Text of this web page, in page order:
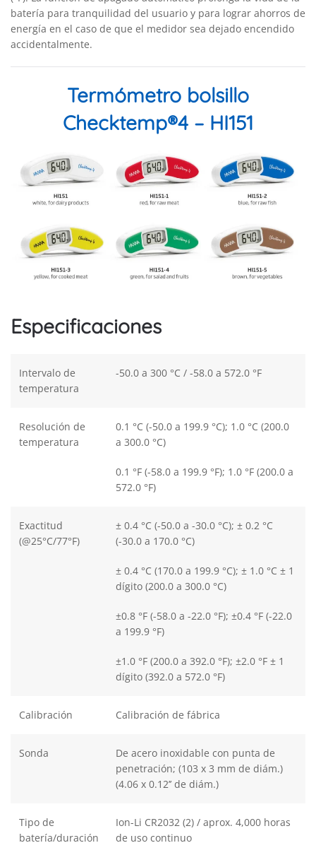
batería para tranquilidad del usuario y para lograr ahorros de
energía en el caso de que el medidor sea dejado encendido
accidentalmente.
Termómetro bolsillo
Checktemp®4 – HI151
Especificaciones
Intervalo de
temperatura
-50.0 a 300 °C / -58.0 a 572.0 °F
Resolución de
temperatura
0.1 °C (-50.0 a 199.9 °C); 1.0 °C (200.0
a 300.0 °C)
0.1 °F (-58.0 a 199.9 °F); 1.0 °F (200.0 a
572.0 °F)
Exactitud
(@25°C/77°F)
± 0.4 °C (-50.0 a -30.0 °C); ± 0.2 °C
(-30.0 a 170.0 °C)
± 0.4 °C (170.0 a 199.9 °C); ± 1.0 °C ± 1
dígito (200.0 a 300.0 °C)
±0.8 °F (-58.0 a -22.0 °F); ±0.4 °F (-22.0
a 199.9 °F)
±1.0 °F (200.0 a 392.0 °F); ±2.0 °F ± 1
dígito (392.0 a 572.0 °F)
Calibración Calibración de fábrica
Sonda
De acero inoxidable con punta de
penetración; (103 x 3 mm de diám.)
(4.06 x 0.12’’ de diám.)
Tipo de
batería/duración
Ion-Li CR2032 (2) / aprox. 4,000 horas
de uso continuo